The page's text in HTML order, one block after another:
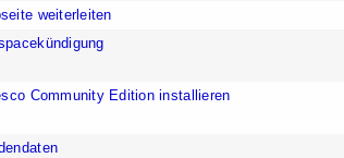
weiterleiten
Community Edition installieren